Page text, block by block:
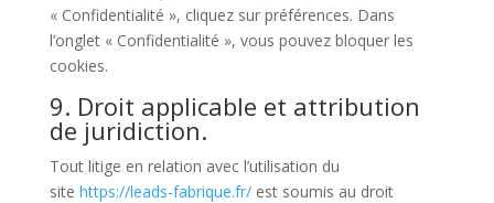
« Confidentialité », cliquez sur préférences. Dans
l’onglet « Confidentialité », vous pouvez bloquer les
cookies.
9. Droit applicable et attribution
de juridiction.
Tout litige en relation avec l’utilisation du
site https://leads-fabrique.fr/ est soumis au droit